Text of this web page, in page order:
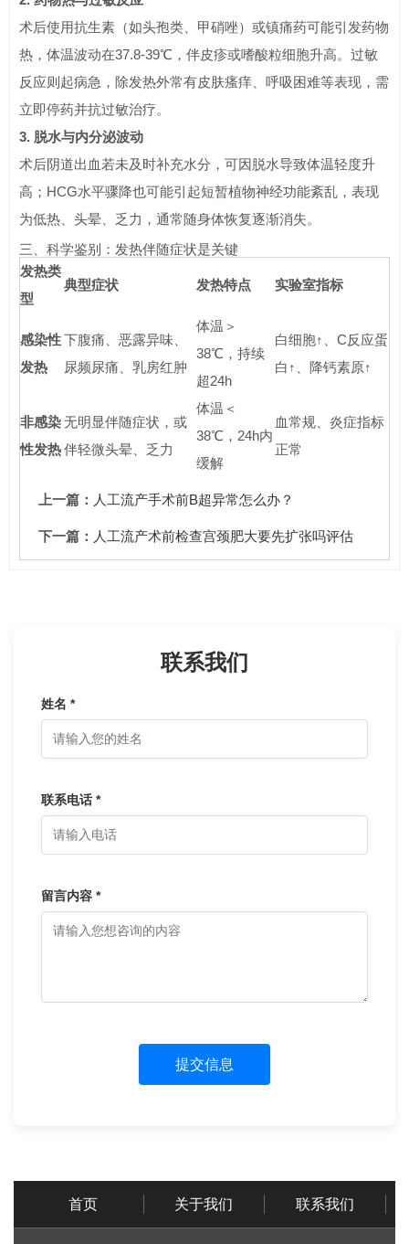
术后使用抗生素（如头孢类、甲硝唑）或镇痛药可能引发药物
热，体温波动在37.8-39℃，伴皮疹或嗜酸粒细胞升高。过敏
反应则起病急，除发热外常有皮肤瘙痒、呼吸困难等表现，需
立即停药并抗过敏治疗。
3. 脱水与内分泌波动
术后阴道出血若未及时补充水分，可因脱水导致体温轻度升
高；HCG水平骤降也可能引起短暂植物神经功能紊乱，表现
为低热、头晕、乏力，通常随身体恢复逐渐消失。
三、科学鉴别：发热伴随症状是关键
发热类
型
典型症状 发热特点 实验室指标
感染性
发热
下腹痛、恶露异味、
尿频尿痛、乳房红肿
体温＞
38℃，持续
超24h
白细胞↑、C反应蛋
白↑、降钙素原↑
非感染
性发热
无明显伴随症状，或
伴轻微头晕、乏力
体温＜
38℃，24h内
缓解
血常规、炎症指标
正常
上一篇： 人工流产手术前B超异常怎么办？
下一篇： 人工流产术前检查宫颈肥大要先扩张吗评估
联系我们
姓名 *
联系电话 *
留言内容 *
提交信息
首页 关于我们 联系我们